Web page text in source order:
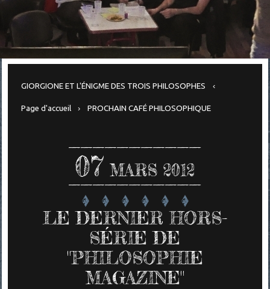
GIORGIONE ET L'ÉNIGME DES TROIS PHILOSOPHES
Page d'accueil PROCHAIN CAFÉ PHILOSOPHIQUE
07 MARS 2012
LE DERNIER HORS-
SÉRIE DE
"PHILOSOPHIE
MAGAZINE"